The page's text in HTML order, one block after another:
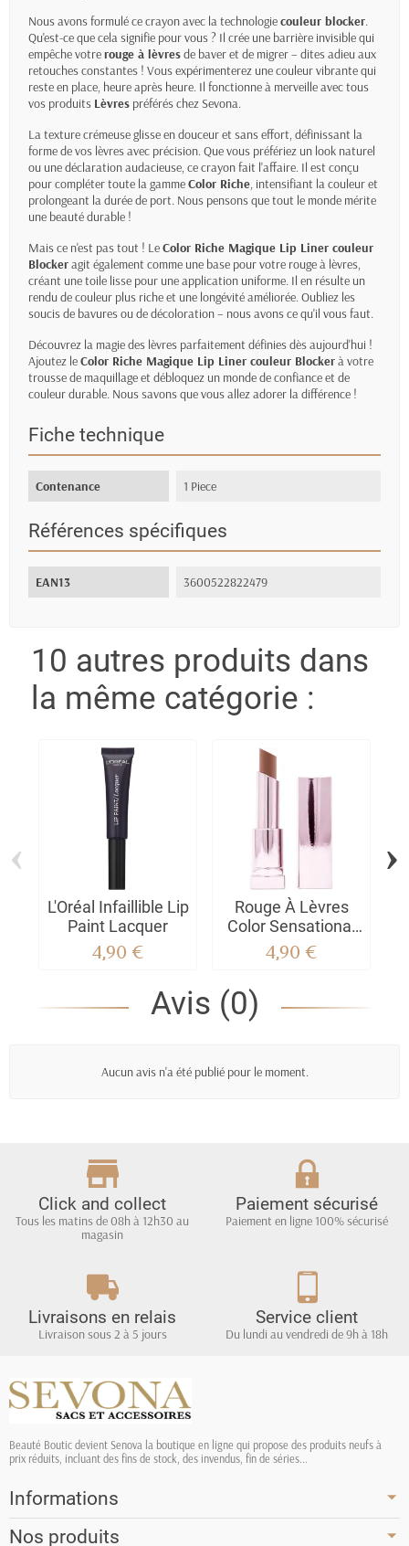
Nous avons formulé ce crayon avec la technologiecouleur blocker.
Qu'est-ce que cela signifie pour vous ? Il crée une barrière invisible qui
empêche votrerouge à lèvresde baver et de migrer – dites adieu aux
retouches constantes ! Vous expérimenterez une couleur vibrante qui
reste en place, heure après heure. Il fonctionne à merveille avec tous
vos produits Lèvres préférés chez Sevona.
La texture crémeuse glisse en douceur et sans effort, définissant la
forme de vos lèvres avec précision. Que vous préfériez un look naturel
ou une déclaration audacieuse, ce crayon fait l'affaire. Il est conçu
pour compléter toute la gammeColor Riche, intensifiant la couleur et
prolongeant la durée de port. Nous pensons que tout le monde mérite
une beauté durable !
Mais ce n'est pas tout ! LeColor Riche Magique Lip Liner couleur
Blockeragit également comme une base pour votre rouge à lèvres,
créant une toile lisse pour une application uniforme. Il en résulte un
rendu de couleur plus riche et une longévité améliorée. Oubliez les
soucis de bavures ou de décoloration – nous avons ce qu'il vous faut.
Découvrez la magie des lèvres parfaitement définies dès aujourd'hui !
Ajoutez leColor Riche Magique Lip Liner couleur Blockerà votre
trousse de maquillage et débloquez un monde de confiance et de
couleur durable. Nous savons que vous allez adorer la différence !
Fiche technique
Contenance 1 Piece
Références spécifiques
EAN13 3600522822479
10 autres produits dans
la même catégorie :
L'Oréal Infaillible Lip
Paint Lacquer
4,90 €
Rouge À Lèvres
Color Sensational
Shine - 60
Chocolate Lust
4,90 €
‹ ›
Avis (0)
Aucun avis n'a été publié pour le moment.
Click and collect
Tous les matins de 08h à 12h30 au
magasin
Paiement sécurisé
Paiement en ligne 100% sécurisé
Livraisons en relais
Livraison sous 2 à 5 jours
Service client
Du lundi au vendredi de 9h à 18h
Beauté Boutic devient Senova la boutique en ligne qui propose des produits neufs à
prix réduits, incluant des fins de stock, des invendus, fin de séries...
Informations
Nos produits